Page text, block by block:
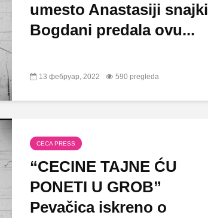
umesto Anastasiji snajki
Bogdani predala ovu...
13 фебруар, 2022 590 pregleda
CECA PRESS
“CECINE TAJNE ĆU
PONETI U GROB”
Pevačica iskreno o